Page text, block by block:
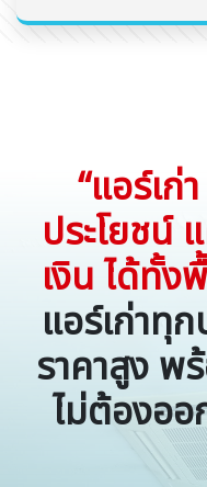
“แอร์เก่
ประโยชน์
เงิน ได้ทั้ง
แอร์เก่าทุ
ราคาสูง พ
ไม่ต้องออ